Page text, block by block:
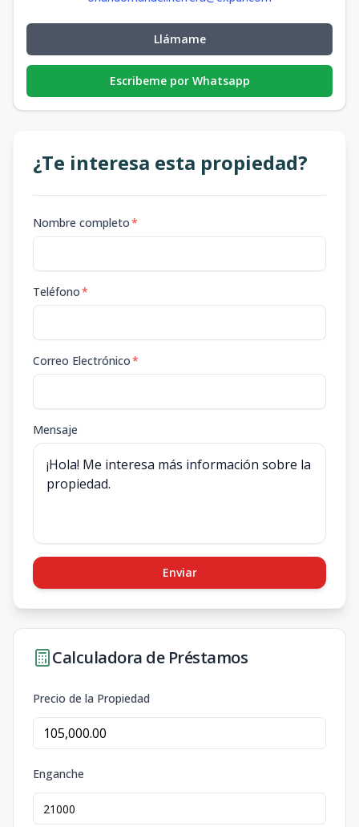
Llámame
Escribeme por Whatsapp
¿Te interesa esta propiedad?
Nombre completo*
Teléfono*
Correo Electrónico*
Mensaje
Enviar
Calculadora de Préstamos
Precio de la Propiedad
Enganche